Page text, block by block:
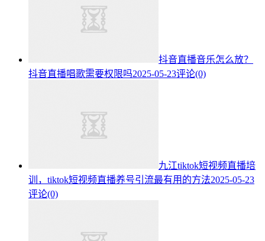
抖音直播音乐怎么放？
抖音直播唱歌需要权限吗2025-05-23评论(0)
九江tiktok短视频直播培
训，tiktok短视频直播养号引流最有用的方法2025-05-23
评论(0)